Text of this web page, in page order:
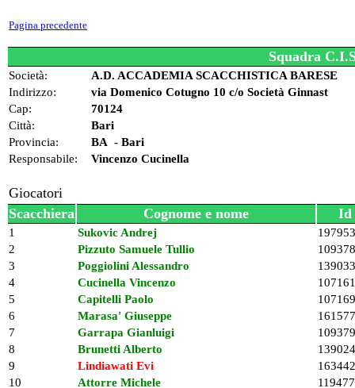
Pagina precedente
Squadra
Società:
A.D. ACCADEMIA SCACCHISTICA BARESE
Indirizzo:
via Domenico Cotugno 10 c/o Società Ginnast
Cap:
70124
Città:
Bari
Provincia:
BA - Bari
Responsabile:
Vincenzo Cucinella
Giocatori
Scacchiera
Cognome e nome Id
1 Sukovic Andrej
197953
2
Pizzuto Samuele Tullio
109378
3
Poggiolini Alessandro
139033
4
Cucinella Vincenzo
107161
5
Capitelli Paolo
107169
6
Marasa' Giuseppe
161577
7
Garrapa Gianluigi
109379
8
Brunetti Alberto
139024
9
Lindiawati Evi
163442
10
Attorre Michele
119477